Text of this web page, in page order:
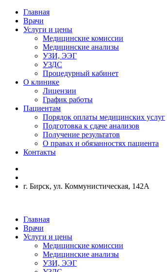
Главная
Врачи
Услуги и цены
Медицинские комиссии
Медицинские анализы
УЗИ, ЭЭГ
УЗДС
Процедурный кабинет
О клинике
Лицензии
График работы
Пациентам
Порядок оплаты медицинских услуг
Подготовка к сдаче анализов
Получение результатов
О правах и обязанностях пациента
Контакты
г. Бирск, ул. Коммунистическая, 142А
Главная
Врачи
Услуги и цены
Медицинские комиссии
Медицинские анализы
УЗИ, ЭЭГ